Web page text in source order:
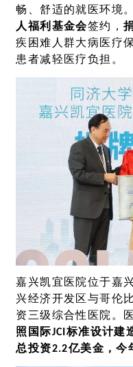
畅、舒适的就医环境
人福利基金会签约，
疾困难人群大病医疗
患者减轻医疗负担。
嘉兴凯宜医院位于嘉
兴经济开发区与哥伦
资三级综合性医院。
照国际JCI标准设计建
总投资2.2亿美金，今